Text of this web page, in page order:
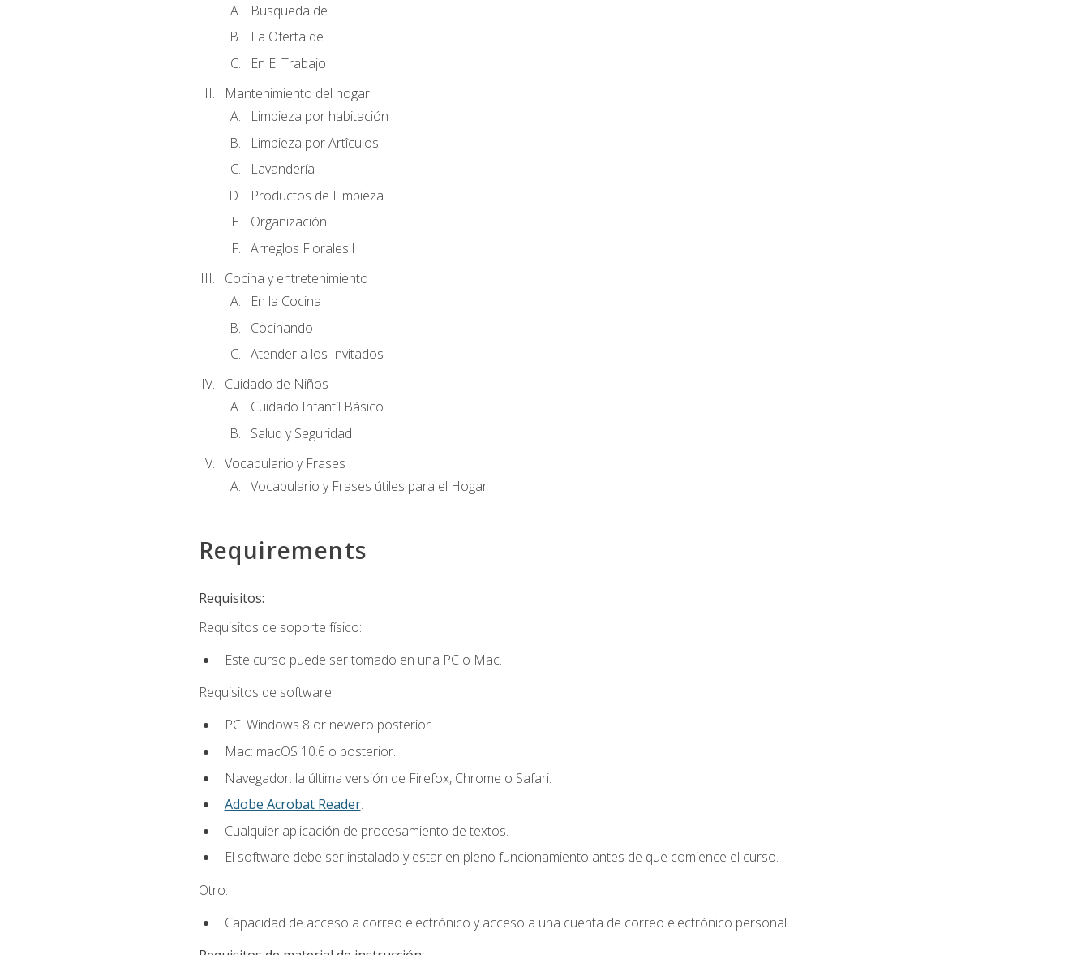
Busqueda de
La Oferta de
En El Trabajo
Mantenimiento del hogar
Limpieza por habitación
Limpieza por Artîculos
Lavandería
Productos de Limpieza
Organización
Arreglos Florales l
Cocina y entretenimiento
En la Cocina
Cocinando
Atender a los Invitados
Cuidado de Niños
Cuidado Infantíl Básico
Salud y Seguridad
Vocabulario y Frases
Vocabulario y Frases útiles para el Hogar
Requirements
Requisitos:
Requisitos de soporte físico:
Este curso puede ser tomado en una PC o Mac.
Requisitos de software:
PC: Windows 8 or newero posterior.
Mac: macOS 10.6 o posterior.
Navegador: la última versión de Firefox, Chrome o Safari.
Adobe Acrobat Reader.
Cualquier aplicación de procesamiento de textos.
El software debe ser instalado y estar en pleno funcionamiento antes de que comience el curso.
Otro:
Capacidad de acceso a correo electrónico y acceso a una cuenta de correo electrónico personal.